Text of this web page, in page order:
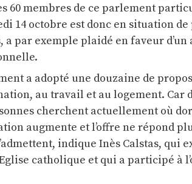
60 membres de ce parlement
14 octobre est donc en situation de
a par exemple plaidé en faveur
a adopté une douzaine de
au travail et au logement. Car
cherchent actuellement où
augmente et l’offre ne répond
indique Inès Calstas, qui
catholique et qui a participé à